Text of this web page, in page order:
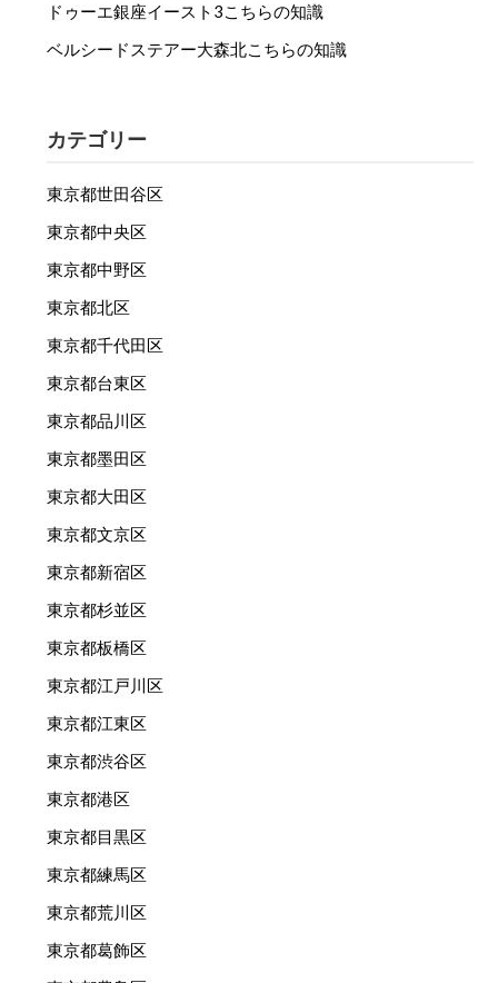
ドゥーエ銀座イースト3こちらの知識
ベルシードステアー大森北こちらの知識
カテゴリー
東京都世田谷区
東京都中央区
東京都中野区
東京都北区
東京都千代田区
東京都台東区
東京都品川区
東京都墨田区
東京都大田区
東京都文京区
東京都新宿区
東京都杉並区
東京都板橋区
東京都江戸川区
東京都江東区
東京都渋谷区
東京都港区
東京都目黒区
東京都練馬区
東京都荒川区
東京都葛飾区